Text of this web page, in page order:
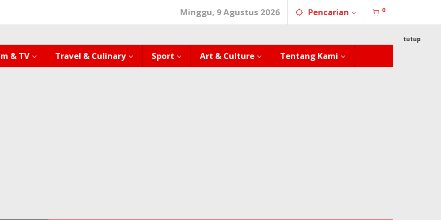
Minggu, 9 Agustus 2026 Pencarian 0
& TV Travel & Culinary Sport Art & Culture Tentang Kami
tutup